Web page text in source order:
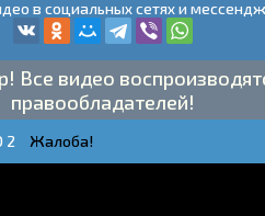
в социальных сетях и
Все видео
правообладателей!
2 Жалоба!